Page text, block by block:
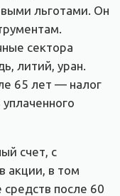
льготами. Он
сектора
литий, уран.
65 лет — налог
счет, с
акции, в том
после 60